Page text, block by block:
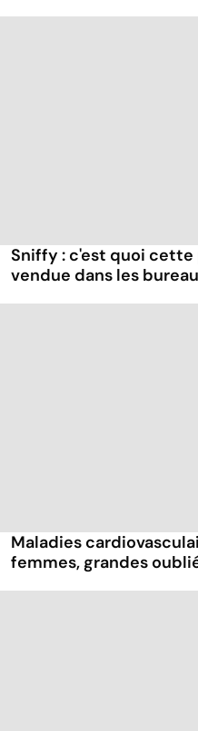
Sniffy : c'est quoi
vendue dans les
Maladies
femmes, grandes